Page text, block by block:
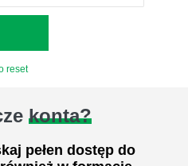
reset
konta?
pełen dostęp do